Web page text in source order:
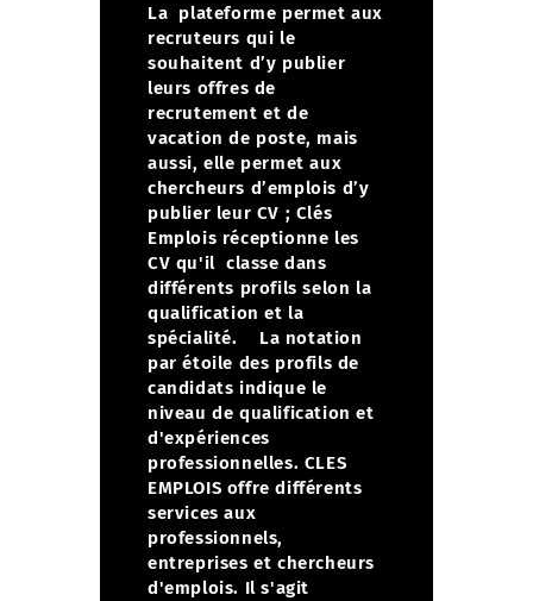
La plateforme permet aux
recruteurs qui le
souhaitent d’y publier
leurs offres de
recrutement et de
vacation de poste, mais
aussi, elle permet aux
chercheurs d’emplois d’y
publier leur CV ; Clés
Emplois réceptionne les
CV qu'il classe dans
différents profils selon la
qualification et la
spécialité.
La notation
par étoile des profils de
candidats indique le
niveau de qualification et
d'expériences
professionnelles. CLES
EMPLOIS offre différents
services aux
professionnels,
entreprises et chercheurs
d'emplois. Il s'agit